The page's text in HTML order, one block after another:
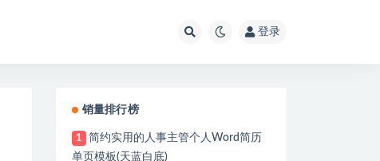
登录
销量排行榜
1
简约实用的人事主管个人Word简历
单页模板(天蓝白底)